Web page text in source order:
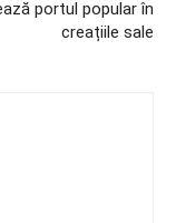
portul popular în
creațiile sale